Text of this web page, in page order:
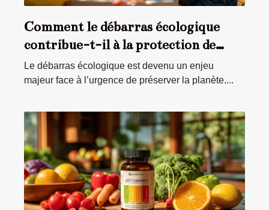
Comment le débarras écologique
contribue-t-il à la protection de
l'environnement ?
Le débarras écologique est devenu un enjeu
majeur face à l’urgence de préserver la planète....